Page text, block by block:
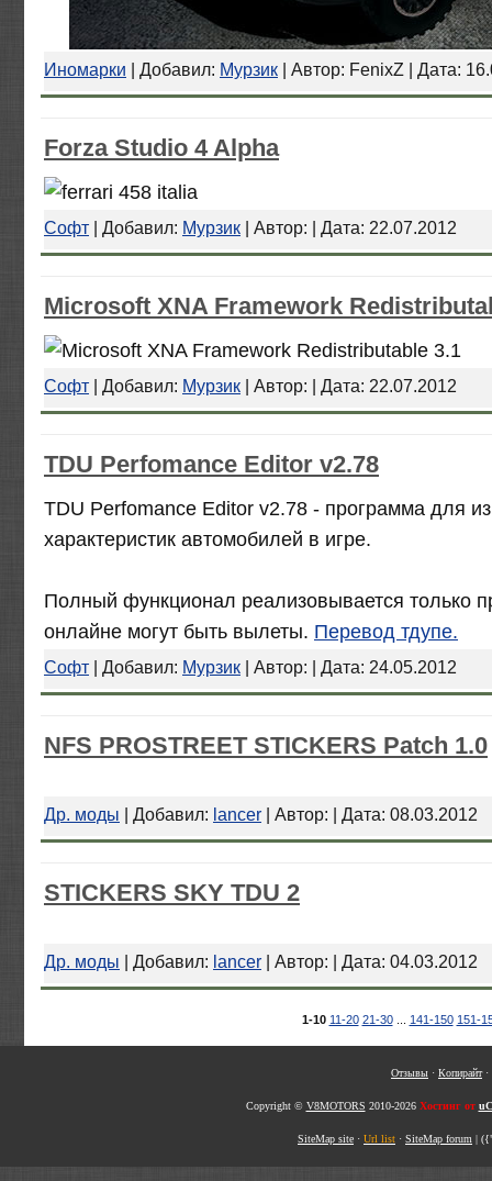
Иномарки | Добавил: Мурзик | Автор: FenixZ | Дата:
Forza Studio 4 Alpha
Софт | Добавил: Мурзик | Автор: | Дата: 22.07.2012
Microsoft XNA Framework
Софт | Добавил: Мурзик | Автор: | Дата: 22.07.2012
TDU Perfomance Editor v2.78
TDU Perfomance Editor v2.78 - программа для
характеристик автомобилей в игре.
Полный функционал реализовывается только
онлайне могут быть вылеты. Перевод тдупе.
Софт | Добавил: Мурзик | Автор: | Дата: 24.05.2012
NFS PROSTREET STICKERS Patch 1.0
Др. моды | Добавил: lancer | Автор: | Дата: 08.03.2012
STICKERS SKY TDU 2
Др. моды | Добавил: lancer | Автор: | Дата: 04.03.2012
1-10 11-20 21-30 141-150 151-
Отзывы · Копирайт·
Copyright © V8MOTORS 2010-2026 Хостинг от
SiteMap site · Url list · SiteMap forum |